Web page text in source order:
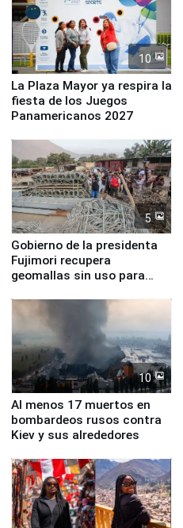
10
La Plaza Mayor ya respira la
fiesta de los Juegos
Panamericanos 2027
5
Gobierno de la presidenta
Fujimori recupera
geomallas sin uso para
Fenómeno El Niño
10
Al menos 17 muertos en
bombardeos rusos contra
Kiev y sus alrededores